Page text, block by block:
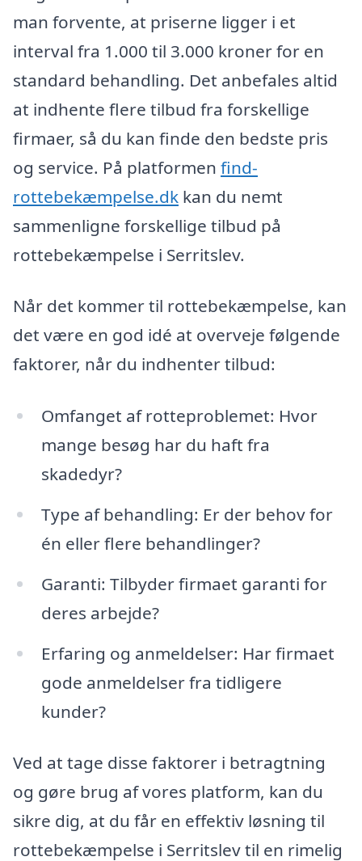
man forvente, at priserne ligger i et
interval fra 1.000 til 3.000 kroner for en
standard behandling. Det anbefales altid
at indhente flere tilbud fra forskellige
firmaer, så du kan finde den bedste pris
og service. På platformen find-
rottebekæmpelse.dk kan du nemt
sammenligne forskellige tilbud på
rottebekæmpelse i Serritslev.
Når det kommer til rottebekæmpelse, kan
det være en god idé at overveje følgende
faktorer, når du indhenter tilbud:
Omfanget af rotteproblemet: Hvor
mange besøg har du haft fra
skadedyr?
Type af behandling: Er der behov for
én eller flere behandlinger?
Garanti: Tilbyder firmaet garanti for
deres arbejde?
Erfaring og anmeldelser: Har firmaet
gode anmeldelser fra tidligere
kunder?
Ved at tage disse faktorer i betragtning
og gøre brug af vores platform, kan du
sikre dig, at du får en effektiv løsning til
rottebekæmpelse i Serritslev til en rimelig